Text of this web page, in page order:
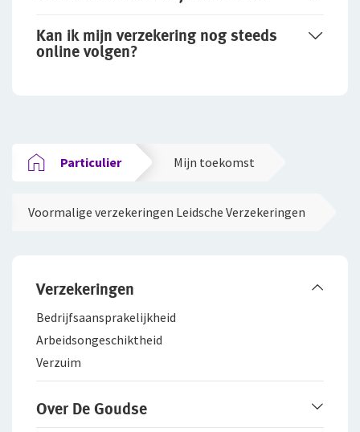
Kan ik mijn verzekering nog steeds
online volgen?
Particulier Mijn toekomst
Voormalige verzekeringen Leidsche Verzekeringen
Verzekeringen
Bedrijfsaanspra­kelijkheid
Arbeidsongeschiktheid
Verzuim
Over De Goudse